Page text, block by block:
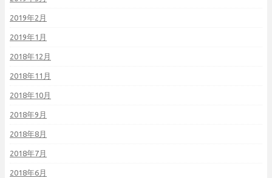
2019年2月
2019年1月
2018年12月
2018年11月
2018年10月
2018年9月
2018年8月
2018年7月
2018年6月